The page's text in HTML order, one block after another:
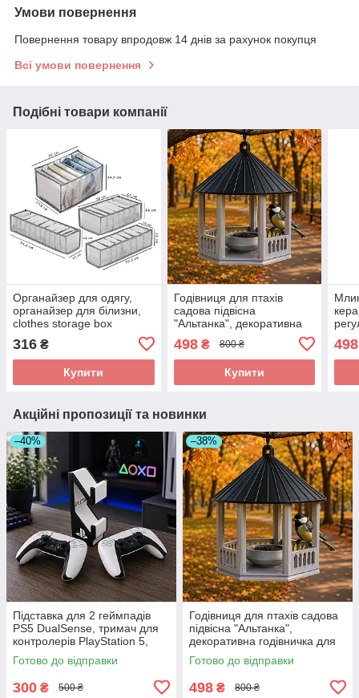
Умови повернення
Повернення товару впродовж 14 днів за рахунок покупця
Всі умови повернення
Подібні товари компанії
Органайзер для одягу,
органайзер для білизни,
clothes storage box
316 ₴
Купити
Годівниця для птахів
садова підвісна
"Альтанка", декоративна
годівничка для саду, дачі
та двору 19×16 см
498₴ 800 ₴
Купити
498
Акційні пропозиції та новинки
–40%
Підставка для 2 геймпадів
PS5 DualSense, тримач для
контролерів PlayStation 5,
органайзер для джойстиків
Готово до відправки
300 ₴ 500 ₴
–38%
Годівниця для птахів садова
підвісна "Альтанка",
декоративна годівничка для
саду, дачі та двору 19×16 см
Готово до відправки
498 ₴ 800 ₴